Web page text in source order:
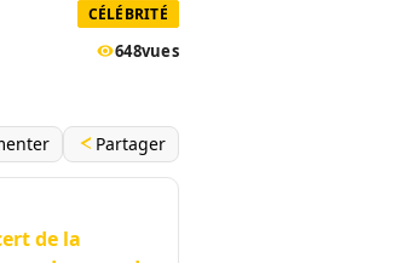
CÉLÉBRITÉ
648vues
Partager
de la